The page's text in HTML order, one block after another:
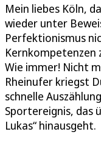
Mein liebes Köln,
wieder unter
Perfektionismus
Kernkompetenzen
Wie immer! Nicht
Rheinufer kriegst
schnelle
Sportereignis, das
Lukas“ hinausgeht.